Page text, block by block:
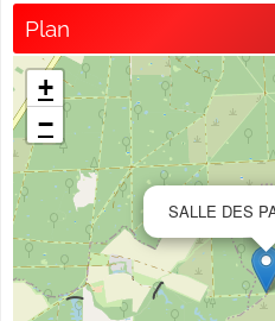
Plan
SALLE DES
+
−